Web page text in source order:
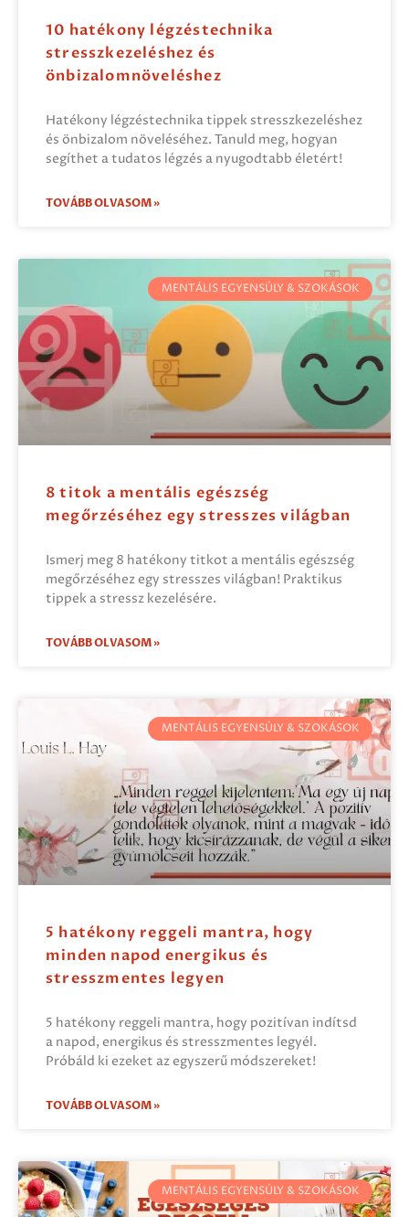
10 hatékony légzéstechnika
stresszkezeléshez és
önbizalomnöveléshez
Hatékony légzéstechnika tippek stresszkezeléshez
és önbizalom növeléséhez. Tanuld meg, hogyan
segíthet a tudatos légzés a nyugodtabb életért!
TOVÁBB OLVASOM »
MENTÁLIS EGYENSÚLY & SZOKÁSOK
8 titok a mentális egészség
megőrzéséhez egy stresszes világban
Ismerj meg 8 hatékony titkot a mentális egészség
megőrzéséhez egy stresszes világban! Praktikus
tippek a stressz kezelésére.
TOVÁBB OLVASOM »
MENTÁLIS EGYENSÚLY & SZOKÁSOK
5 hatékony reggeli mantra, hogy
minden napod energikus és
stresszmentes legyen
5 hatékony reggeli mantra, hogy pozitívan indítsd
a napod, energikus és stresszmentes legyél.
Próbáld ki ezeket az egyszerű módszereket!
TOVÁBB OLVASOM »
MENTÁLIS EGYENSÚLY & SZOKÁSOK